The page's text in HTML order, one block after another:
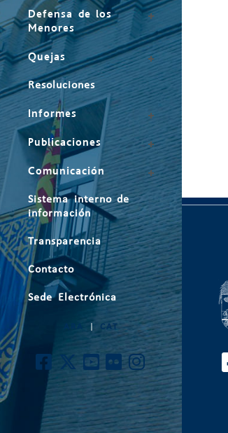
Defensa de los
Menores
Quejas
Resoluciones
Informes
Publicaciones
Comunicación
Sistema interno de
información
Transparencia
Contacto
Sede Electrónica
CAT